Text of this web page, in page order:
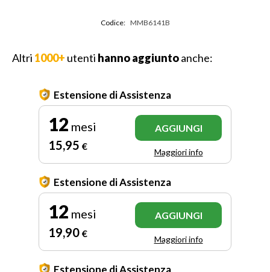
Codice: MMB6141B
Altri 1000+ utenti hanno aggiuntoanche:
Estensione di Assistenza
12 mesi
15,95 €
AGGIUNGI
Maggiori info
Estensione di Assistenza
12 mesi
19,90 €
AGGIUNGI
Maggiori info
Estensione di Assistenza